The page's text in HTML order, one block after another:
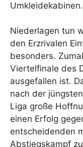
Umkleidekabinen.
Niederlagen tun
den Erzrivalen
besonders.
Viertelfinale des
ausgefallen ist.
nach der
Liga große
einen Erfolg
entscheidenden
Abstiegskampf